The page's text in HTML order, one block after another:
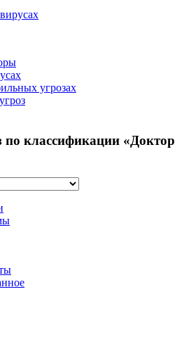
угрозах
по классификации «Доктор